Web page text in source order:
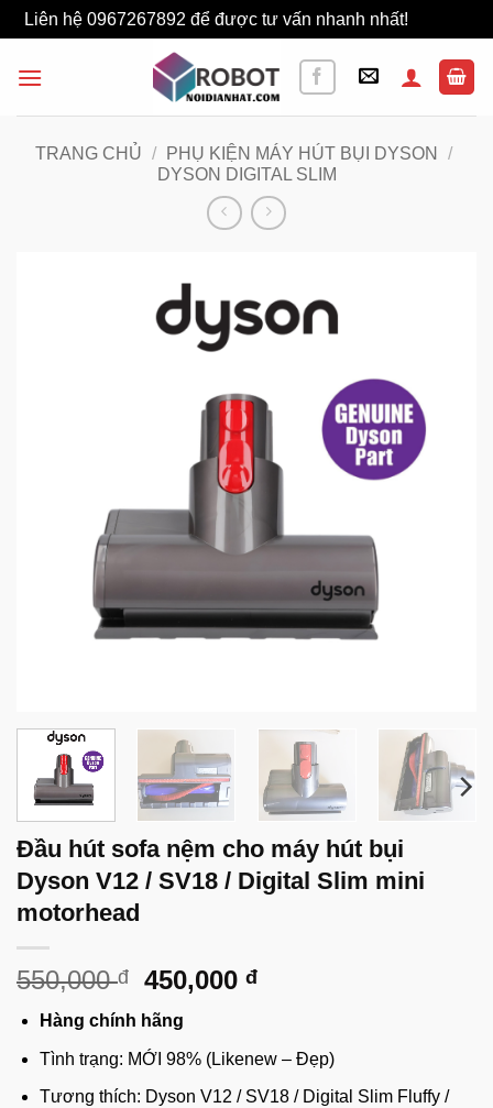
Liên hệ 0967267892 để được tư vấn nhanh nhất!
qua
TRANG CHỦ
/ PHỤ KIỆN MÁY HÚT BỤI DYSON
/
DYSON DIGITAL SLIM
Đầu hút sofa nệm cho máy hút bụi
Dyson V12 / SV18 / Digital Slim mini
motorhead
550,000đ
Giá
gốc
là:
550,000 đ.
450,000đGiá
là:
450,000 đ.
Hàng chính hãng
Tình trạng: MỚI 98% (Likenew – Đẹp)
Tương thích: Dyson V12 / SV18 / Digital Slim Fluffy /